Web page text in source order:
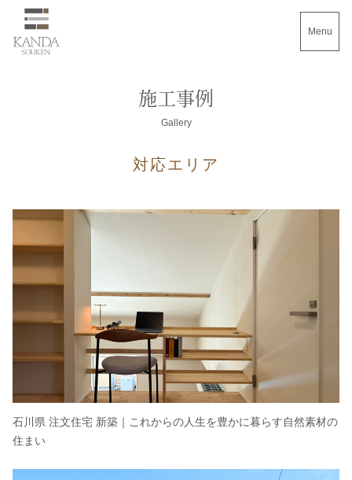
Menu
施工事例
Gallery
対応エリア
石川県 注文住宅 新築｜これからの人生を豊かに暮らす自然素材の
住まい